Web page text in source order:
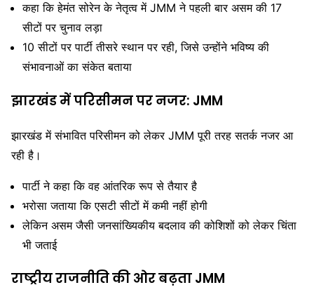
कहा किहेमंत सोरेनके नेतृत्व में JMM ने पहली बार असम की 17
सीटों पर चुनाव लड़ा
10 सीटों पर पार्टी तीसरे स्थान पर रही, जिसे उन्होंने भविष्य की
संभावनाओं का संकेत बताया
झारखंड में परिसीमन पर नजर: JMM
झारखंड में संभावित परिसीमन को लेकर JMM पूरी तरह सतर्क नजर आ
रही है।
पार्टी ने कहा कि वह आंतरिक रूप से तैयार है
भरोसा जताया कि एसटी सीटों में कमी नहीं होगी
लेकिन असम जैसी जनसांख्यिकीय बदलाव की कोशिशों को लेकर चिंता
भी जताई
राष्ट्रीय राजनीति की ओर बढ़ता JMM